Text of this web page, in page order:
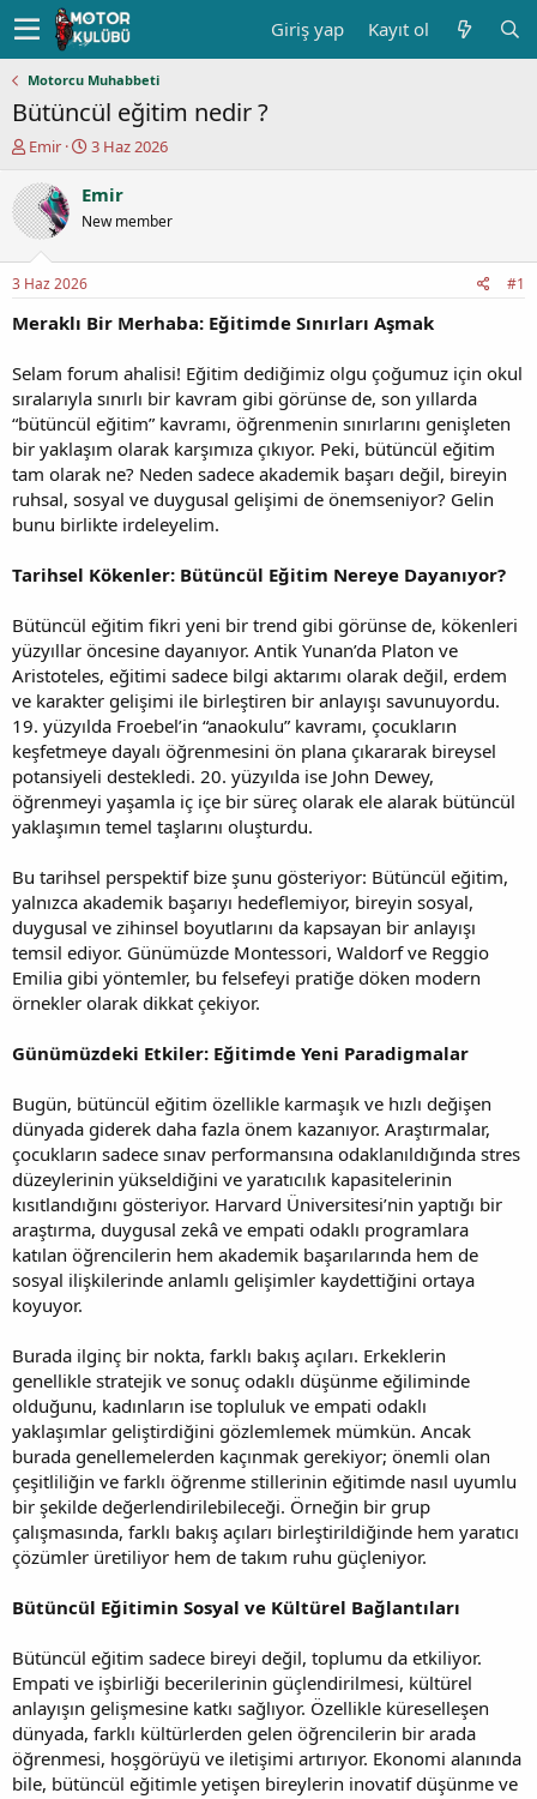
Giriş yap Kayıt ol
Motorcu Muhabbeti
Bütüncül eğitim nedir ?
K
n
u
y
b
a
ş
t
a
n
Emir
B
ş
a
ç
r
i
h
i
3 Haz 2026
Emir
New member
3 Haz 2026 #1
Meraklı Bir Merhaba: Eğitimde Sınırları Aşmak
Selam forum ahalisi! Eğitim dediğimiz olgu çoğumuz için okul
sıralarıyla sınırlı bir kavram gibi görünse de, son yıllarda
“bütüncül eğitim” kavramı, öğrenmenin sınırlarını genişleten
bir yaklaşım olarak karşımıza çıkıyor. Peki, bütüncül eğitim
tam olarak ne? Neden sadece akademik başarı değil, bireyin
ruhsal, sosyal ve duygusal gelişimi de önemseniyor? Gelin
bunu birlikte irdeleyelim.
Tarihsel Kökenler: Bütüncül Eğitim Nereye Dayanıyor?
Bütüncül eğitim fikri yeni bir trend gibi görünse de, kökenleri
yüzyıllar öncesine dayanıyor. Antik Yunan’da Platon ve
Aristoteles, eğitimi sadece bilgi aktarımı olarak değil, erdem
ve karakter gelişimi ile birleştiren bir anlayışı savunuyordu.
19. yüzyılda Froebel’in “anaokulu” kavramı, çocukların
keşfetmeye dayalı öğrenmesini ön plana çıkararak bireysel
potansiyeli destekledi. 20. yüzyılda ise John Dewey,
öğrenmeyi yaşamla iç içe bir süreç olarak ele alarak bütüncül
yaklaşımın temel taşlarını oluşturdu.
Bu tarihsel perspektif bize şunu gösteriyor: Bütüncül eğitim,
yalnızca akademik başarıyı hedeflemiyor, bireyin sosyal,
duygusal ve zihinsel boyutlarını da kapsayan bir anlayışı
temsil ediyor. Günümüzde Montessori, Waldorf ve Reggio
Emilia gibi yöntemler, bu felsefeyi pratiğe döken modern
örnekler olarak dikkat çekiyor.
Günümüzdeki Etkiler: Eğitimde Yeni Paradigmalar
Bugün, bütüncül eğitim özellikle karmaşık ve hızlı değişen
dünyada giderek daha fazla önem kazanıyor. Araştırmalar,
çocukların sadece sınav performansına odaklanıldığında stres
düzeylerinin yükseldiğini ve yaratıcılık kapasitelerinin
kısıtlandığını gösteriyor. Harvard Üniversitesi’nin yaptığı bir
araştırma, duygusal zekâ ve empati odaklı programlara
katılan öğrencilerin hem akademik başarılarında hem de
sosyal ilişkilerinde anlamlı gelişimler kaydettiğini ortaya
koyuyor.
Burada ilginç bir nokta, farklı bakış açıları. Erkeklerin
genellikle stratejik ve sonuç odaklı düşünme eğiliminde
olduğunu, kadınların ise topluluk ve empati odaklı
yaklaşımlar geliştirdiğini gözlemlemek mümkün. Ancak
burada genellemelerden kaçınmak gerekiyor; önemli olan
çeşitliliğin ve farklı öğrenme stillerinin eğitimde nasıl uyumlu
bir şekilde değerlendirilebileceği. Örneğin bir grup
çalışmasında, farklı bakış açıları birleştirildiğinde hem yaratıcı
çözümler üretiliyor hem de takım ruhu güçleniyor.
Bütüncül Eğitimin Sosyal ve Kültürel Bağlantıları
Bütüncül eğitim sadece bireyi değil, toplumu da etkiliyor.
Empati ve işbirliği becerilerinin güçlendirilmesi, kültürel
anlayışın gelişmesine katkı sağlıyor. Özellikle küreselleşen
dünyada, farklı kültürlerden gelen öğrencilerin bir arada
öğrenmesi, hoşgörüyü ve iletişimi artırıyor. Ekonomi alanında
bile, bütüncül eğitimle yetişen bireylerin inovatif düşünme ve